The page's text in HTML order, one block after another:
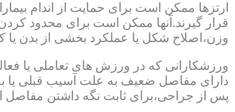
ارتزها ممکن است برای حمایت از اندام
قرار گیرند.آنها ممکن است برای محدود
وزن،اصلاح شکل یا عملکرد بخشی از بدن یا
ورزشکارانی که در ورزش های تعاملی یا
دارای مفاصل ضعیف به علت آسیب قبلی یا
پس از جراحی،برای ثابت نگه داشتن مفاصل